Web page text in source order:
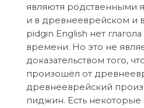
являютя родственными
и в древнееврейском и
pidgin English нет
времени. Но это не
доказательством того,
произошёл от
древнееврейский
пиджин. Есть некоторые